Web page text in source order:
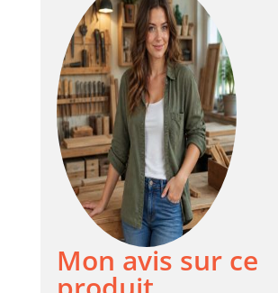
assurent
tandis que
ouverts sont
parfaits pour
ranger des
des
exposer des
photo, des
en pot et des
objets de
Plus stable et
bibliothèque
meuble de
Mon avis sur ce